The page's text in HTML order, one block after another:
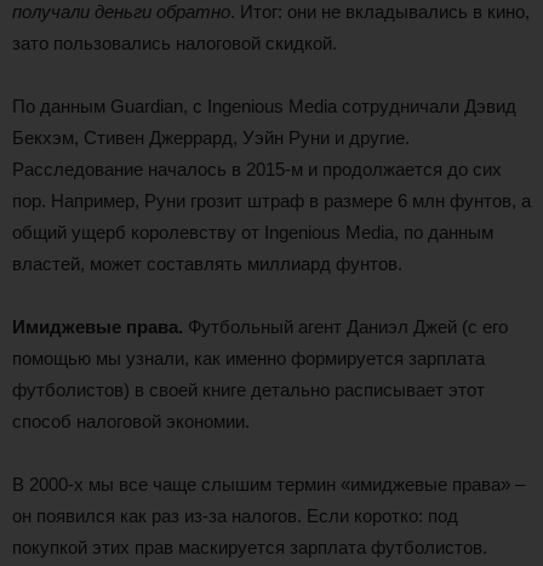
получали деньги обратно. Итог: они не вкладывались в кино,
зато пользовались налоговой скидкой.
По данным Guardian, с Ingenious Media сотрудничали Дэвид
Бекхэм, Стивен Джеррард, Уэйн Руни и другие.
Расследование началось в 2015-м и продолжается до сих
пор. Например, Руни грозит штраф в размере 6 млн фунтов, а
общий ущерб королевству от Ingenious Media, по данным
властей, может составлять миллиард фунтов.
Имиджевые права. Футбольный агент Даниэл Джей (с его
помощью мы узнали, как именно формируется зарплата
футболистов) в своей книге детально расписывает этот
способ налоговой экономии.
В 2000-х мы все чаще слышим термин «имиджевые права» –
он появился как раз из-за налогов. Если коротко: под
покупкой этих прав маскируется зарплата футболистов.